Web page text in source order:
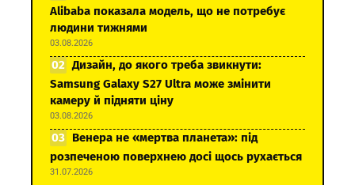
Alibaba показала модель, що не потребує
людини тижнями
03.08.2026
Дизайн, до якого треба звикнути:
Samsung Galaxy S27 Ultra може змінити
камеру й підняти ціну
03.08.2026
Венера не «мертва планета»: під
розпеченою поверхнею досі щось рухається
31.07.2026